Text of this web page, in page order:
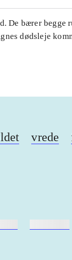
De bærer begge
dødsleje
vrede